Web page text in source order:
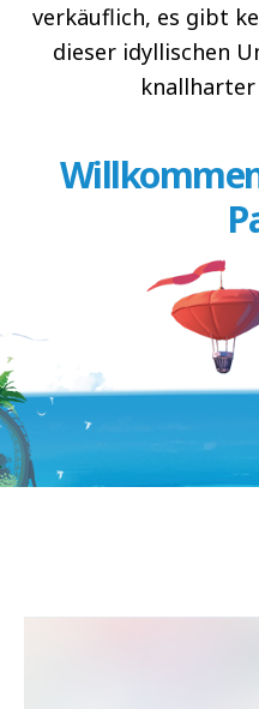
verkäuflich, es gibt
dieser idyllischen